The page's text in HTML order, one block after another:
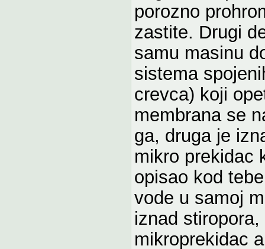
porozno
zastite. Drugi
samu masinu
sistema
crevca) koji
membrana se
ga, druga je
mikro prekidac
opisao kod
vode u samoj
iznad
mikroprekidac